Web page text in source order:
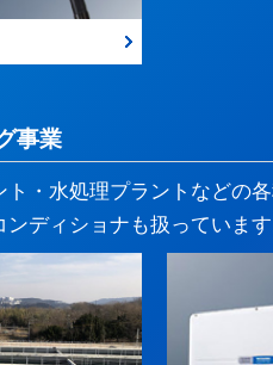
事業
・水処理プラントなどの
ディショナも扱っています